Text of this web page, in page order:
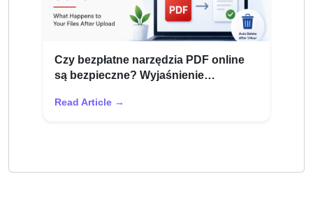
Czy bezpłatne narzędzia PDF online
są bezpieczne? Wyjaśnienie
Read Article →